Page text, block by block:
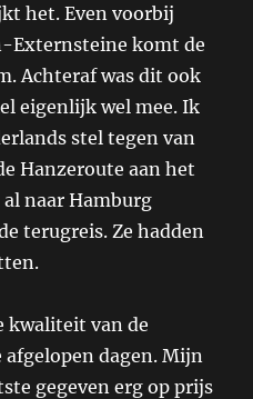
het. Even voorbij
Externsteine komt de
Achteraf was dit ook
eigenlijk wel mee. Ik
stel tegen van
Hanzeroute aan het
naar Hamburg
terugreis. Ze hadden
kwaliteit van de
dagen. Mijn
gegeven erg op prijs